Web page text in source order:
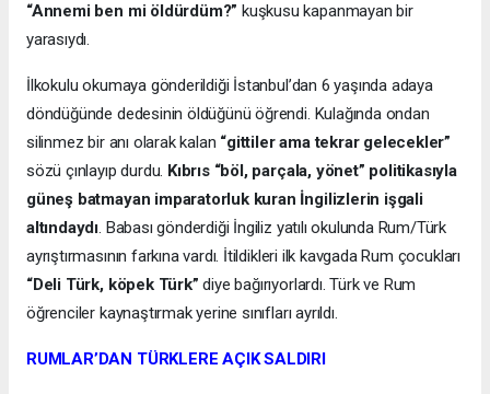
“Annemi ben mi öldürdüm?” kuşkusu kapanmayan bir
yarasıydı.
İlkokulu okumaya gönderildiği İstanbul’dan 6 yaşında adaya
döndüğünde dedesinin öldüğünü öğrendi. Kulağında ondan
silinmez bir anı olarak kalan “gittiler ama tekrar gelecekler”
sözü çınlayıp durdu. Kıbrıs “böl, parçala, yönet” politikasıyla
güneş batmayan imparatorluk kuran İngilizlerin işgali
altındaydı. Babası gönderdiği İngiliz yatılı okulunda Rum/Türk
ayrıştırmasının farkına vardı. İtildikleri ilk kavgada Rum çocukları
“Deli Türk, köpek Türk” diye bağırıyorlardı. Türk ve Rum
öğrenciler kaynaştırmak yerine sınıfları ayrıldı.
RUMLAR’DAN TÜRKLERE AÇIK SALDIRI